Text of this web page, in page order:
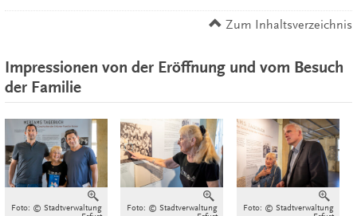
Zum Inhaltsverzeichnis
Impressionen von der Eröffnung und vom Besuch
der Familie
Foto: © Stadtverwaltung
Foto: © Stadtverwaltung
Foto: © Stadtverwaltung